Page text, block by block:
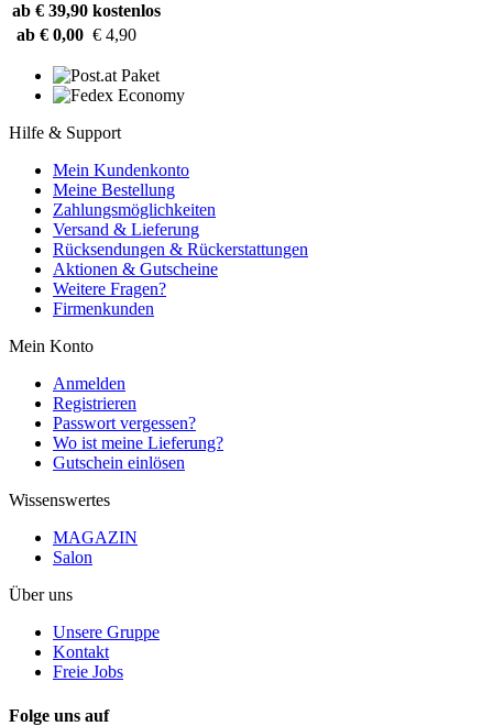
ab € 39,90 kostenlos
ab € 0,00 € 4,90
Hilfe & Support
Mein Kundenkonto
Meine Bestellung
Zahlungsmöglichkeiten
Versand & Lieferung
Rücksendungen & Rückerstattungen
Aktionen & Gutscheine
Weitere Fragen?
Firmenkunden
Mein Konto
Anmelden
Registrieren
Passwort vergessen?
Wo ist meine Lieferung?
Gutschein einlösen
Wissenswertes
MAGAZIN
Salon
Über uns
Unsere Gruppe
Kontakt
Freie Jobs
Folge uns auf